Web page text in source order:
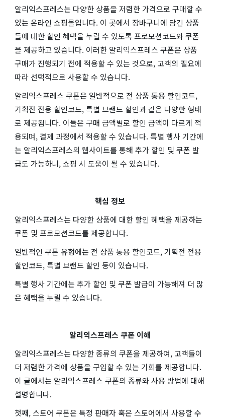
알리익스프레스는 다양한 상품을 저렴한 가격으로 구매할 수
있는 온라인 쇼핑몰입니다. 이 곳에서 장바구니에 담긴 상품
들에 대한 할인 혜택을 누릴 수 있도록 프로모션코드와 쿠폰
을 제공하고 있습니다. 이러한 알리익스프레스 쿠폰은 상품
구매가 진행되기 전에 적용할 수 있는 것으로, 고객의 필요에
따라 선택적으로 사용할 수 있습니다.
알리익스프레스 쿠폰은 일반적으로 전 상품 통용 할인코드,
기획전 전용 할인코드, 특별 브랜드 할인과 같은 다양한 형태
로 제공됩니다. 이들은 구매 금액별로 할인 금액이 다르게 적
용되며, 결제 과정에서 적용할 수 있습니다. 특별 행사 기간에
는 알리익스프레스의 웹사이트를 통해 추가 할인 및 쿠폰 발
급도 가능하니, 쇼핑 시 도움이 될 수 있습니다.
핵심 정보
알리익스프레스는 다양한 상품에 대한 할인 혜택을 제공하는
쿠폰 및 프로모션코드를 제공합니다.
일반적인 쿠폰 유형에는 전 상품 통용 할인코드, 기획전 전용
할인코드, 특별 브랜드 할인 등이 있습니다.
특별 행사 기간에는 추가 할인 및 쿠폰 발급이 가능해져 더 많
은 혜택을 누릴 수 있습니다.
알리익스프레스 쿠폰 이해
알리익스프레스는 다양한 종류의 쿠폰을 제공하여, 고객들이
더 저렴한 가격에 상품을 구입할 수 있는 기회를 제공합니다.
이 글에서는 알리익스프레스 쿠폰의 종류와 사용 방법에 대해
설명합니다.
첫째, 스토어 쿠폰은 특정 판매자 혹은 스토어에서 사용할 수